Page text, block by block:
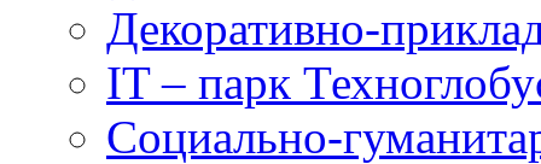
Декоративно-
IT – парк
Социально-